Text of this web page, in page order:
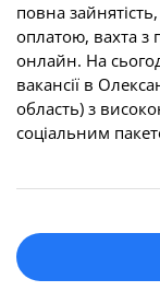
повна
оплатою, вахта з
онлайн. На
вакансії в
область) з
соціальним